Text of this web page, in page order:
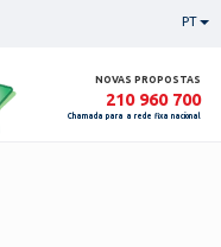
PT
NOVAS PROPOSTAS
210 960 700
Chamada para a rede fixa nacional